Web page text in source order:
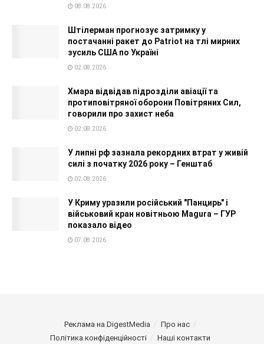
08.08.2026
Штілерман прогнозує затримку у
постачанні ракет до Patriot на тлі мирних
зусиль США по Україні
02.08.2026
Хмара відвідав підрозділи авіації та
протиповітряної оборони Повітряних Сил,
говорили про захист неба
02.08.2026
У липні рф зазнала рекордних втрат у живій
силі з початку 2026 року – Генштаб
02.08.2026
У Криму уразили російський "Панцирь" і
військовий кран новітньою Magura – ГУР
показало відео
07.08.2026
Реклама на DigestMedia
Про нас
Політика конфіденційності
Наші контакти